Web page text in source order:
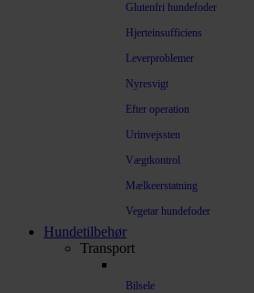
Glutenfri hundefoder
Hjerteinsufficiens
Leverproblemer
Nyresvigt
Efter operation
Urinvejssten
Vægtkontrol
Mælkeerstatning
Vegetar hundefoder
Hundetilbehør
Transport
Bilsele